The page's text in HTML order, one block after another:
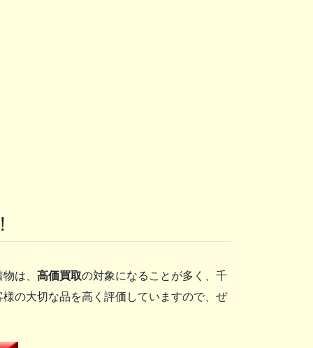
は、 高価買取の対象になることが多く、千
の大切な品を高く評価していますので、ぜ